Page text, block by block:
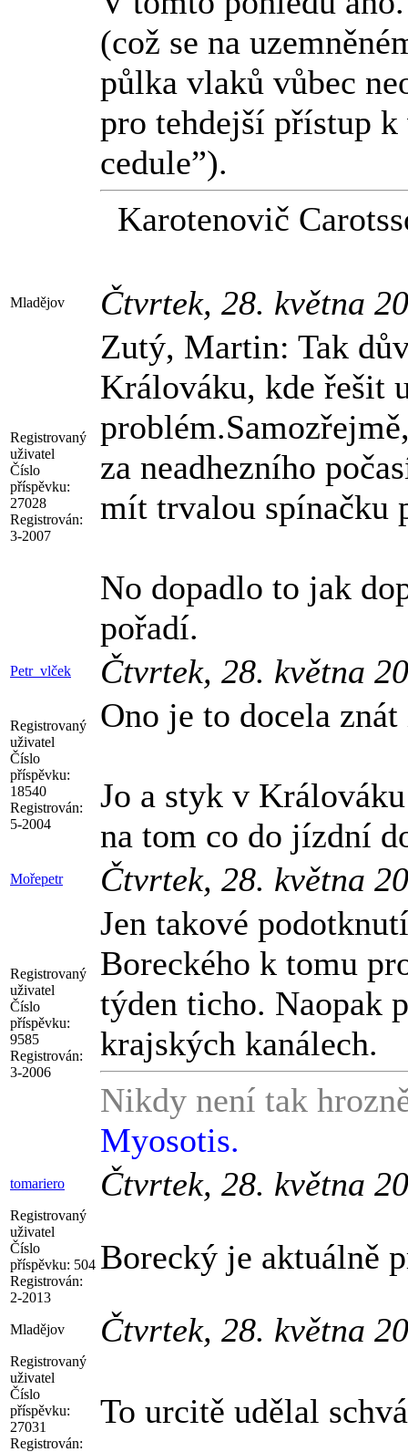
(což se na
půlka vlaků vůbec
pro tehdejší přístup k
cedule”).
Karotenovič
Mladějov Čtvrtek, 28. května
Registrovaný
uživatel
Číslo
příspěvku:
27028
Registrován:
3-2007
Zutý, Martin: Tak
Králováku, kde řešit
za neadhezního
mít trvalou spínačku
No dopadlo to jak
pořadí.
Petr_vlček Čtvrtek, 28. května
Registrovaný
uživatel
Číslo
příspěvku:
18540
Registrován:
5-2004
Ono je to docela
Jo a styk v
na tom co do jízdní
Mořepetr Čtvrtek, 28. května
Registrovaný
uživatel
Číslo
příspěvku:
9585
Registrován:
3-2006
Jen takové
Boreckého k tomu
týden ticho. Naopak
krajských kanálech.
Nikdy není tak
Myosotis.
tomariero Čtvrtek, 28. května
Registrovaný
uživatel
Číslo
příspěvku: 504
Registrován:
2-2013
Borecký je aktuálně
Mladějov Čtvrtek, 28. května
Registrovaný
uživatel
Číslo
příspěvku:
27031
Registrován:
To urcitě udělal